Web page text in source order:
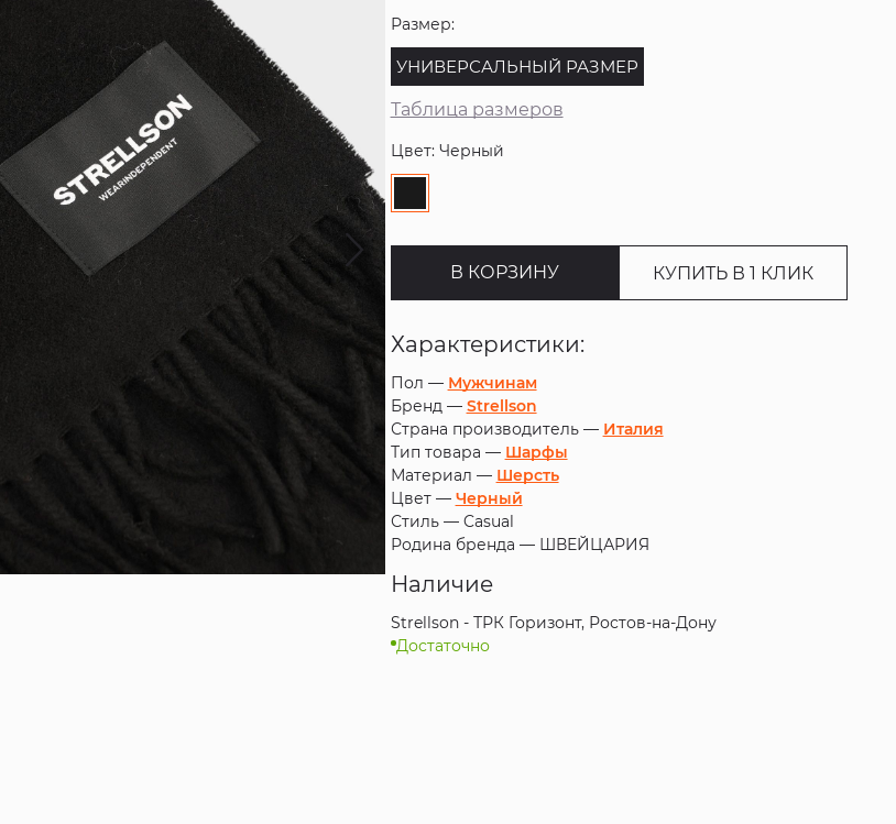
Размер:
УНИВЕРСАЛЬНЫЙ РАЗМЕР
Таблица размеров
Цвет: Черный
В КОРЗИНУ КУПИТЬ В 1 КЛИК
Характеристики:
Пол — Мужчинам
Бренд — Strellson
Страна производитель — Италия
Тип товара — Шарфы
Материал — Шерсть
Цвет — Черный
Стиль — Casual
Родина бренда — ШВЕЙЦАРИЯ
Наличие
Strellson - ТРК Горизонт, Ростов-на-Дону
Достаточно